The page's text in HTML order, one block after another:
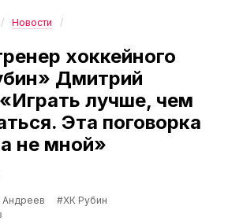
Новости
хоккейного
Дмитрий
лучше, чем
Эта поговорка
не мной»
#ХК Рубин